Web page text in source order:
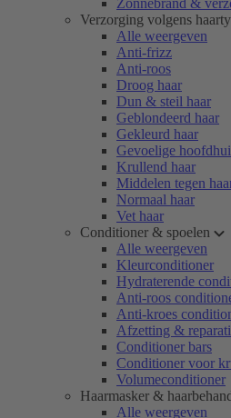
Zonnebrand &
Verzorging volgens
Alle weergeven
Anti-frizz
Anti-roos
Droog haar
Dun & steil haar
Geblondeerd haar
Gekleurd haar
Gevoelige
Krullend haar
Middelen tegen
Normaal haar
Vet haar
Conditioner & spoelen
Alle weergeven
Kleurconditioner
Hydraterende
Anti-roos
Anti-kroes
Afzetting &
Conditioner bars
Conditioner voor
Volumeconditioner
Haarmasker &
Alle weergeven